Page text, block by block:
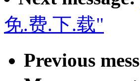
免.费.下.载"
Previous